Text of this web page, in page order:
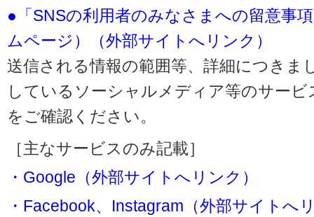
●「SNSの利用者のみなさまへの留意事
ムページ）（外部サイトへリンク）
送信される情報の範囲等、詳細につきま
しているソーシャルメディア等のサー
をご確認ください。
［主なサービスのみ記載］
・Google（外部サイトへリンク）
・Facebook、Instagram（外部サイトへ